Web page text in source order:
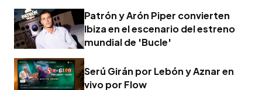
Patrón y Arón Piper convierten
Ibiza en el escenario del estreno
mundial de 'Bucle'
Serú Girán por Lebón y Aznar en
vivo por Flow